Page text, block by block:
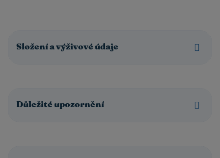
Složení a výživové údaje
Důležité upozornění